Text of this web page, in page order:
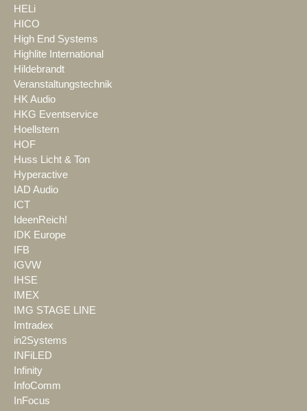
HELi
HICO
High End Systems
Highlite International
Hildebrandt
Veranstaltungstechnik
HK Audio
HKG Eventservice
Hoellstern
HOF
Huss Licht & Ton
Hyperactive
IAD Audio
ICT
IdeenReich!
IDK Europe
IFB
IGVW
IHSE
IMEX
IMG STAGE LINE
Imtradex
in2Systems
INFiLED
Infinity
InfoComm
InFocus